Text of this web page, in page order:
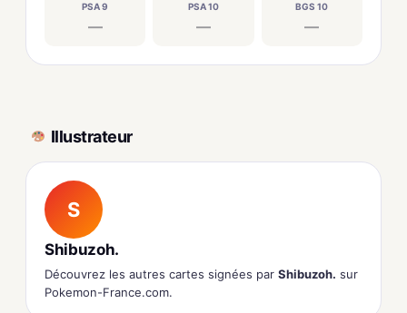
PSA 9
—
PSA 10
—
BGS 10
—
Illustrateur
S
Shibuzoh.
Découvrez les autres cartes signées par Shibuzoh. sur
Pokemon-France.com.